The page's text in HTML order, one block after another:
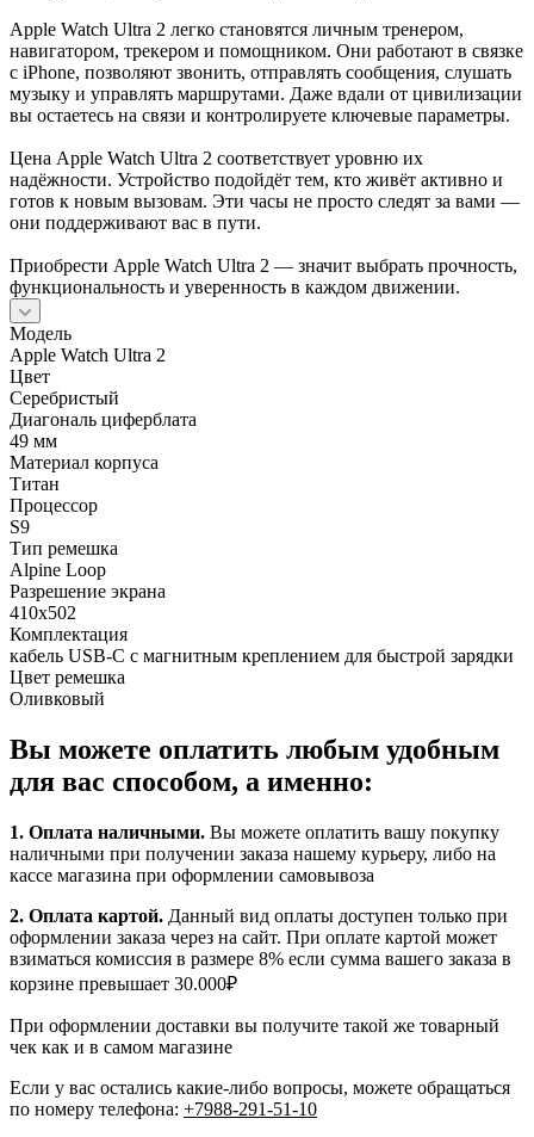
Apple Watch Ultra 2 легко становятся личным тренером,
навигатором, трекером и помощником. Они работают в связке
с iPhone, позволяют звонить, отправлять сообщения, слушать
музыку и управлять маршрутами. Даже вдали от цивилизации
вы остаетесь на связи и контролируете ключевые параметры.
Цена Apple Watch Ultra 2 соответствует уровню их
надёжности. Устройство подойдёт тем, кто живёт активно и
готов к новым вызовам. Эти часы не просто следят за вами —
они поддерживают вас в пути.
Приобрести Apple Watch Ultra 2 — значит выбрать прочность,
функциональность и уверенность в каждом движении.
Модель
Apple Watch Ultra 2
Цвет
Серебристый
Диагональ циферблата
49 мм
Материал корпуса
Титан
Процессор
S9
Тип ремешка
Alpine Loop
Разрешение экрана
410х502
Комплектация
кабель USB‑C с магнитным креплением для быстрой зарядки
Цвет ремешка
Оливковый
Вы можете оплатить любым удобным
для вас способом, а именно:
1. Оплата наличными. Вы можете оплатить вашу покупку
наличными при получении заказа нашему курьеру, либо на
кассе магазина при оформлении самовывоза
2. Оплата картой. Данный вид оплаты доступен только при
оформлении заказа через на сайт. При оплате картой может
взиматься комиссия в размере 8% если сумма вашего заказа в
корзине превышает 30.000₽
При оформлении доставки вы получите такой же товарный
чек как и в самом магазине
Если у вас остались какие-либо вопросы, можете обращаться
по номеру телефона: +7988-291-51-10